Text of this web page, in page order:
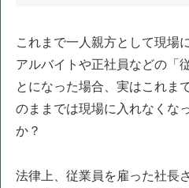
これまで一人親方として現場
アルバイトや正社員などの「
とになった場合、実はこれま
のままでは現場に入れなくな
か？
法律上、従業員を雇った社長